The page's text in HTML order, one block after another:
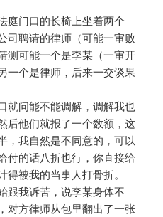
庭门口的长椅上坐着两个
司聘请的律师（可能一审败
测可能一个是李某（一审开
一个是律师，后来一交谈果
就问能不能调解，调解我也
后他们就报了一个数额，这
，我自然是不同意的，可以
付的话八折也行，你直接给
被我的当事人打骨折。
跟我诉苦，说李某身体不
对方律师从包里翻出了一张